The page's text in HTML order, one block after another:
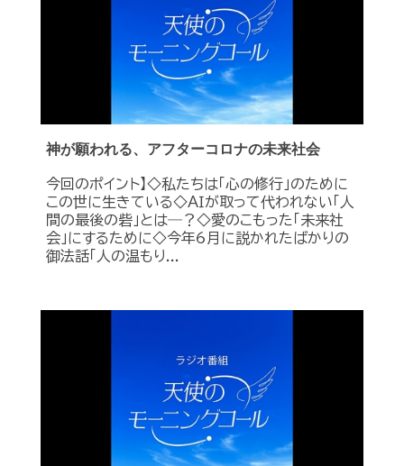
神が願われる、アフターコロナの未来社会
今回のポイント】◇私たちは「心の修行」のために
この世に生きている◇ＡＩが取って代われない「人
間の最後の砦」とは―？◇愛のこもった「未来社
会」にするために◇今年6月に説かれたばかりの
御法話「人の温もり...